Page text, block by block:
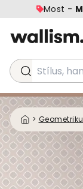
Most -
Stílus,
>